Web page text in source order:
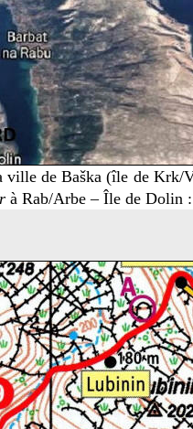
ville de Baška (île de Krk/
à Rab/Arbe – Île de Dolin :